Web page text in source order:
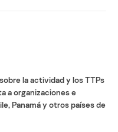
la actividad y los TTPs
a organizaciones e
Panamá y otros países de